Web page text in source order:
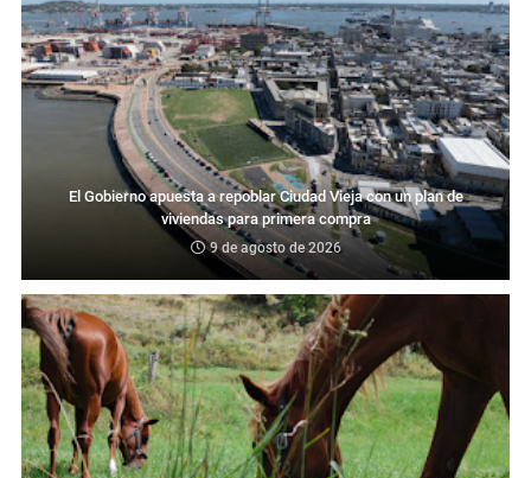
El Gobierno apuesta a repoblar Ciudad Vieja con un plan de
viviendas para primera compra
9 de agosto de 2026